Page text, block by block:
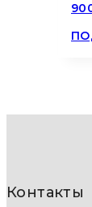
Контакты